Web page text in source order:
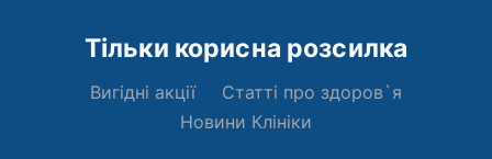
Тільки корисна розсилка
Вигідні акції
Статті про здоров`я
Новини Клініки